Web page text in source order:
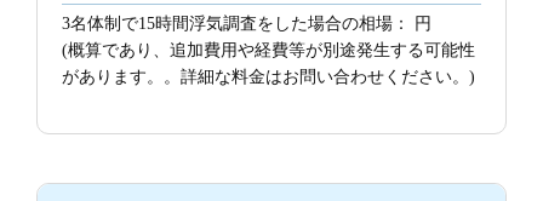
3名体制で15時間浮気調査をした場合の相場： 円
(概算であり、追加費用や経費等が別途発生する可能性
があります。。詳細な料金はお問い合わせください。)